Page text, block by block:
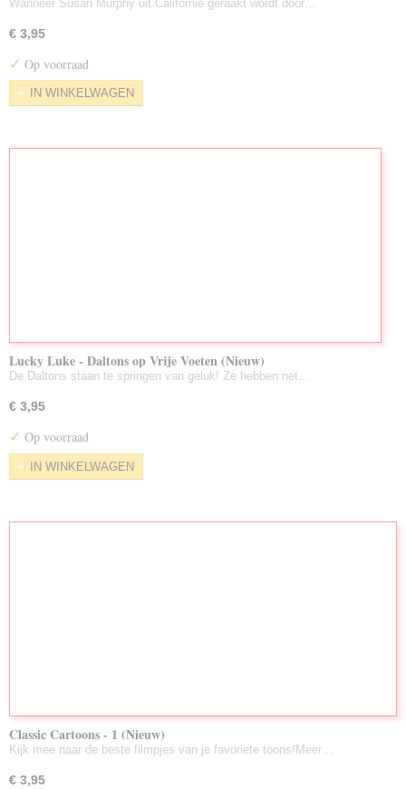
Wanneer Susan Murphy uit Californië geraakt wordt door…
€ 3,95
✓ Op voorraad
IN WINKELWAGEN
Lucky Luke - Daltons op Vrije Voeten (Nieuw)
De Daltons staan te springen van geluk! Ze hebben net…
€ 3,95
✓ Op voorraad
IN WINKELWAGEN
Classic Cartoons - 1 (Nieuw)
Kijk mee naar de beste filmpjes van je favoriete toons!Meer…
€ 3,95